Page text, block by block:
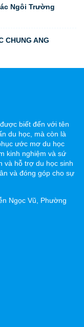
Ngôi Trường
ANG
biết đến với tên
du học, mà còn là
ước mơ du học
kinh nghiệm và sứ
và hỗ trợ du học sinh
và đóng góp cho sự
Ngọc Vũ, Phường